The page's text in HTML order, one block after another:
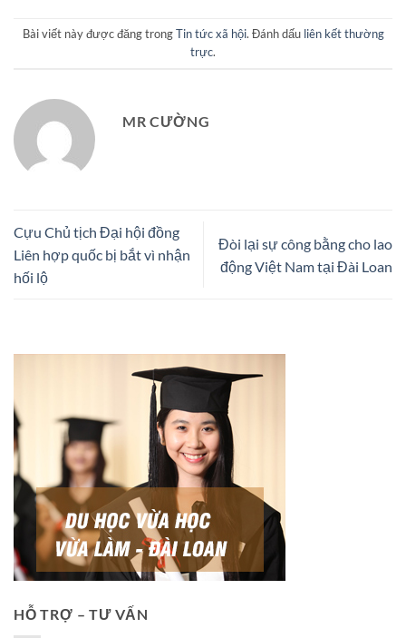
Bài viết này được đăng trongTin tức xã hội. Đánh dấu liên kết thường
trực.
MR CƯỜNG
Cựu Chủ tịch Đại hội đồng
Liên hợp quốc bị bắt vì nhận
hối lộ
Đòi lại sự công bằng cho lao
động Việt Nam tại Đài Loan
HỖ TRỢ – TƯ VẤN